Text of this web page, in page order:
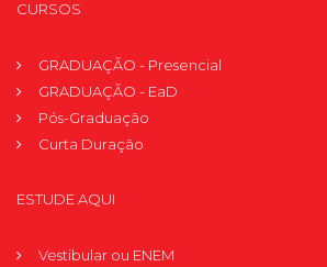
CURSOS
GRADUAÇÃO - Presencial
GRADUAÇÃO - EaD
Pós-Graduação
Curta Duração
ESTUDE AQUI
Vestibular ou ENEM